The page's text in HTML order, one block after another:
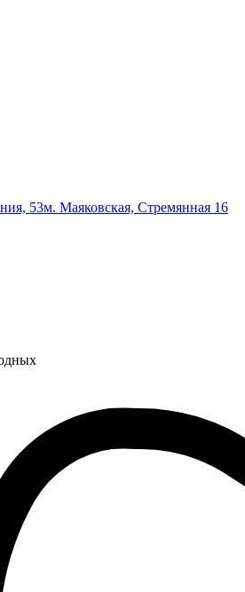
53м. Маяковская, Стремянная 16